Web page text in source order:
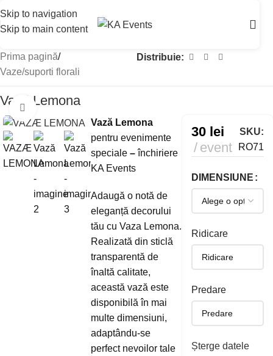
Skip to navigation
Skip to main content
Prima pagină/
Vaze/suporti florali
Distribuie:
Vază Lemona
Mărește imaginea
Vază Lemona
pentru evenimente
speciale –închiriere
KA Events
Adaugă o notă de
eleganță decorului
tău cu Vaza Lemona.
Realizată din sticlă
transparentă de
înaltă calitate,
această vază este
disponibilă în mai
multe dimensiuni,
adaptându-se
perfect nevoilor tale
30 lei
event
SKU:
RO71
DIMENSIUNE
Ridicare
Predare
Șterge datele